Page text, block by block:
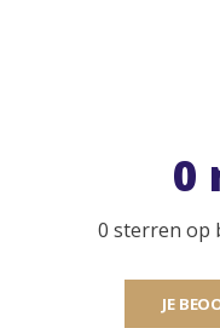
0
0 sterren op
JE